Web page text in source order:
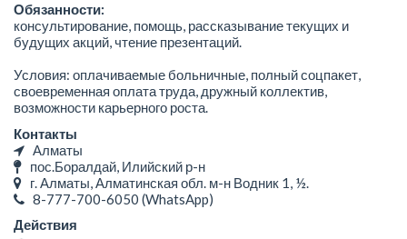
Обязанности:
консультирование, помощь, рассказывание текущих и
будущих акций, чтение презентаций.
Условия: оплачиваемые больничные, полный соцпакет,
своевременная оплата труда, дружный коллектив,
возможности карьерного роста.
Контакты
Алматы
пос.Боралдай, Илийский р-н
г. Алматы, Алматинская обл. м-н Водник 1, ½.
8-777-700-6050 (WhatsApp)
Действия